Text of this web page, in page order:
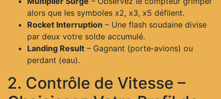
alors que les symboles x2, x3, x5 défilent.
Rocket Interruption – Une flash soudaine divise
par deux votre solde accumulé.
Landing Result – Gagnant (porte‑avions) ou
perdant (eau).
2. Contrôle de Vitesse –